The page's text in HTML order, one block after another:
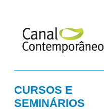
CURSOS E
SEMINÁRIOS